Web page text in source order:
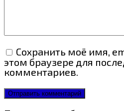
Сохранить моё имя,
этом браузере для
комментариев.